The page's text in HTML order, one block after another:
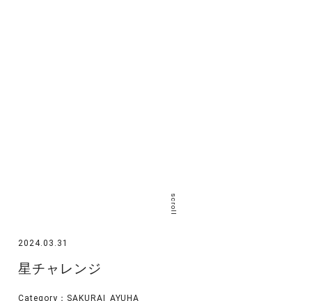
scroll
2024.03.31
星チャレンジ
Category： SAKURAI_AYUHA